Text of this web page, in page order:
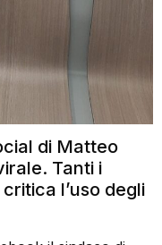
di Matteo
Tanti i
l’uso degli